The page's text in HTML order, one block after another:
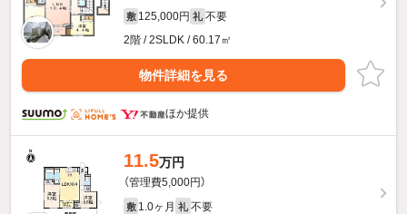
敷 125,000円 礼 不要
2階 / 2SLDK / 60.17㎡
物件詳細を見る
ほか提供
11.5万円
（管理費5,000円）
敷 1.0ヶ月 礼 不要